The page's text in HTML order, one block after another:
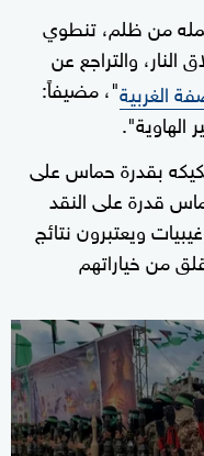
من ظلم، تنطوي
والتراجع عن
الغربية"، مضيفاً:
الهاوية".
بقدرة حماس على
قدرة على النقد
ويعتبرون نتائج
من خياراتهم
0
seconds
of
1
minute,